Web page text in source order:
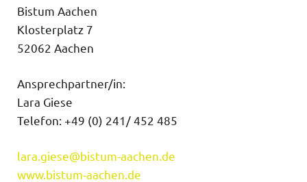
Bistum Aachen
Klosterplatz 7
52062 Aachen
Ansprechpartner/in:
Lara Giese
Telefon: +49 (0) 241/ 452 485
lara.giese@bistum-aachen.de
www.bistum-aachen.de